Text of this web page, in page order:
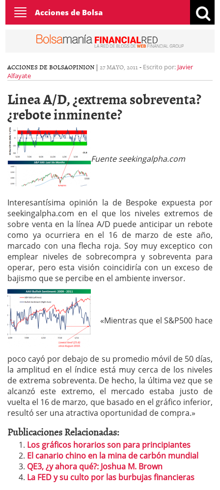
Toggle
navigation
Acciones de Bolsa
ACCIONES DE BOLSAOPINION | 27 MAYO, 2011 - Escrito por: Javier
Alfayate
Linea A/D, ¿extrema sobreventa?
¿rebote inminente?
Fuente seekingalpha.com
Interesantísima opinión la de Bespoke expuesta por
seekingalpha.com en el que los niveles extremos de
sobre venta en la línea A/D puede anticipar un rebote
como ya ocurriera en el 16 de marzo de este año,
marcado con una flecha roja. Soy muy exceptico con
emplear niveles de sobrecompra y sobreventa para
operar, pero esta visión coincidiría con un exceso de
bajismo que se percibe en el ambiente inversor.
«Mientras que el S&P500 hace
poco cayó por debajo de su promedio móvil de 50 días,
la amplitud en el índice está muy cerca de los niveles
de extrema sobreventa. De hecho, la última vez que se
alcanzó este extremo, el mercado estaba justo de
vuelta el 16 de marzo, que basado en el gráfico inferior,
resultó ser una atractiva oportunidad de compra.»
Publicaciones Relacionadas:
Los gráficos horarios son para principiantes
El canario chino en la mina de carbón mundial
QE3, ¿y ahora qué?: Joshua M. Brown
La FED y su culto por las burbujas financieras